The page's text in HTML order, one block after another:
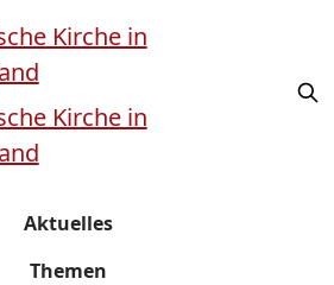
Aktuelles
Themen